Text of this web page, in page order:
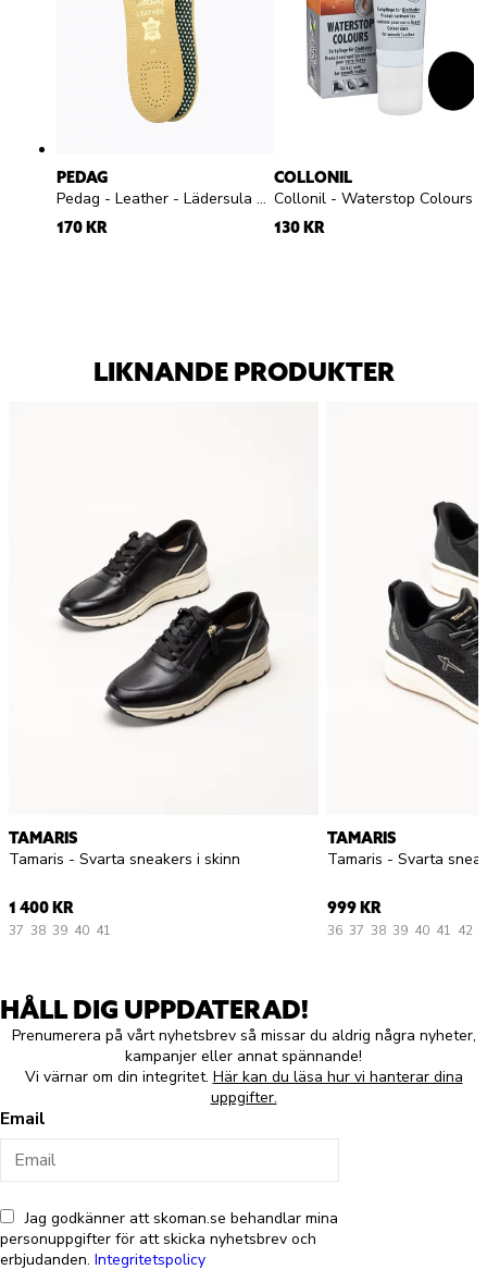
PEDAG
Pedag - Leather - Lädersula med aktivt kol
170 KR
COLLONIL
130 KR
LIKNANDE PRODUKTER
TAMARIS
Tamaris - Svarta sneakers i skinn
1 400 KR
37 38 39 40 41
TAMARIS
Tamaris - Svarta
999 KR
36 37 38 39 40 41 42
HÅLL DIG UPPDATERAD!
Prenumerera på vårt nyhetsbrev så missar du aldrig några nyheter,
kampanjer eller annat spännande!
Vi värnar om din integritet. Här kan du läsa hur vi hanterar dina
uppgifter.
Email
Jag godkänner att skoman.se behandlar mina
personuppgifter för att skicka nyhetsbrev och
erbjudanden. Integritetspolicy